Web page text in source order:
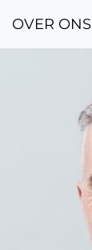
OVER ONS